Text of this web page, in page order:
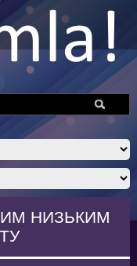
НИЗЬКИМ